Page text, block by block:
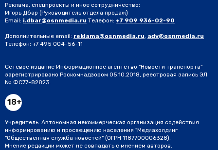
Реклама, спецпроекты и иное сотрудничество:
Игорь Дбар (Руководитель отдела продаж)
Email: i.dbar@osnmedia.ru Телефон: +7 909 936-02-90
Дополнительные email: reklama@osnmedia.ru, adv@osnmedia.ru
Телефон: +7 495 004-56-11
Сетевое издание Информационное агентство "Новости транспорта"
зарегистрировано Роскомнадзором 05.10.2018, реестровая запись ЭЛ
№ ФС77-82823.
18+
Учредитель: Автономная некоммерческая организация содействия
информированию и просвещению населения "Медиахолдинг
"Общественная служба новостей" (ОГРН 1187700006328).
Мнение редакции может не совпадать с мнением авторов.